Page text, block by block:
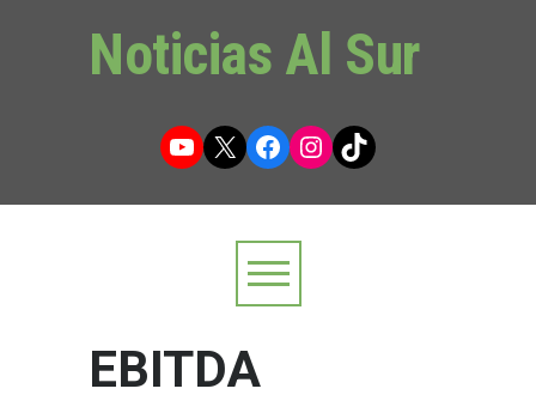
Noticias Al Sur
YouTube
X Facebook
Instagram
TikTok
EBITDA